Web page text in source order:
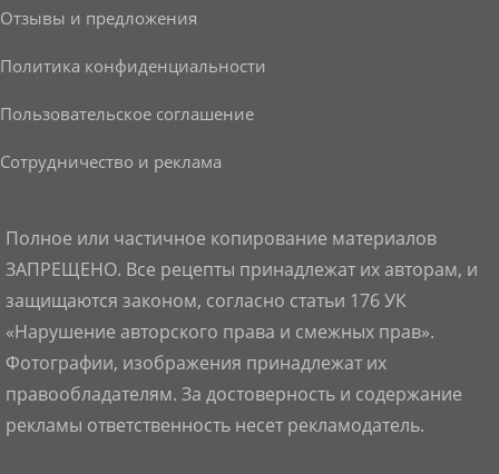
Отзывы и предложения
Политика конфиденциальности
Пользовательское соглашение
Сотрудничество и реклама
Полное или частичное копирование материалов
ЗАПРЕЩЕНО. Все рецепты принадлежат их авторам, и
защищаются законом, согласно статьи 176 УК
«Нарушение авторского права и смежных прав».
Фотографии, изображения принадлежат их
правообладателям. За достоверность и содержание
рекламы ответственность несет рекламодатель.